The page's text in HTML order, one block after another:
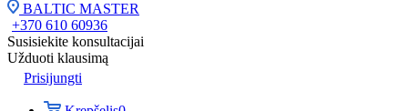
BALTIC MASTER
+370 610 60936
Susisiekite konsultacijai
Užduoti klausimą
Prisijungti